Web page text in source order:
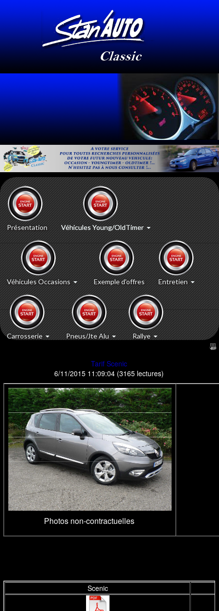
Présentation Véhicules Young/OldTimer
Véhicules Occasions Exemple d'offres Entretien
Carrosserie Pneus/Jte Alu Rallye
Tarif Scenic
6/11/2015 11:09:04(3165 lectures)
Photos non-contractuelles
Scenic